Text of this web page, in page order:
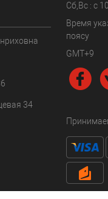
34
Сб,Вс : c
Время
поясу
GMT+9